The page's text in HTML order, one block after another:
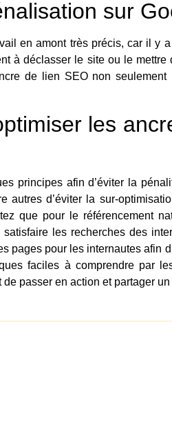
sur
en amont très précis, car il y
à déclasser le site ou le
de lien SEO non
les
principes afin d’éviter la
d’éviter la sur-
que pour le référencement
les recherches des
pages pour les internautes afin
faciles à comprendre par
passer en action et partager